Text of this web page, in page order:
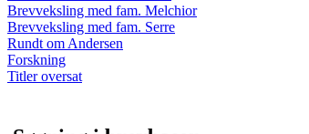
Brevveksling med fam. Melchior
Brevveksling med fam. Serre
Rundt om Andersen
Forskning
Titler oversat